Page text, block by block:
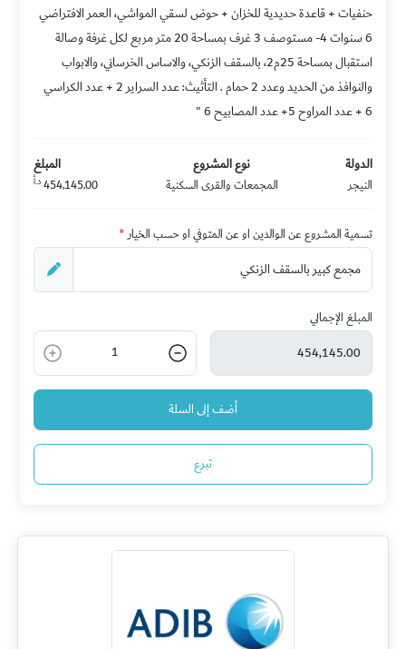
حنفيات + قاعدة حديدية للخزان + حوض لسقي المواشي، العمر الافتراضي
6 سنوات 4- مستوصف 3 غرف بمساحة 20 متر مربع لكل غرفة وصالة
استقبال بمساحة 25م2، بالسقف الزنكي، والاساس الخرساني، والابواب
والنوافذ من الحديد وعدد 2 حمام . التأثيث: عدد السراير 2 + عدد الكراسي
6 + عدد المراوح 5+ عدد المصابيح 6 "
الدولة
النيجر
نوع المشروع
المجمعات والقرى السكنية
المبلغ
454,145.00 د.أ
تسمية المشروع عن الوالدين او عن المتوفي او حسب الخيار*
المبلغ الإجمالي
1
أضف إلى السلة
تبرع